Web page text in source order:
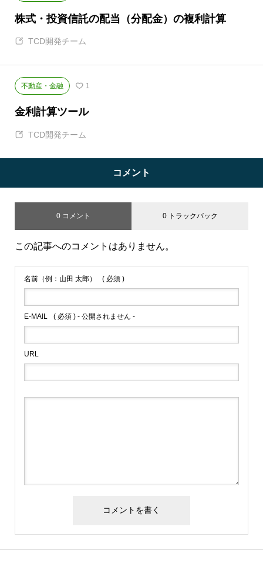
株式・投資信託の配当（分配金）の複利計算
TCD開発チーム
不動産・金融 1
金利計算ツール
TCD開発チーム
コメント
0 コメント 0 トラックバック
この記事へのコメントはありません。
名前（例：山田 太郎） ( 必須 )
E-MAIL ( 必須 ) - 公開されません -
URL